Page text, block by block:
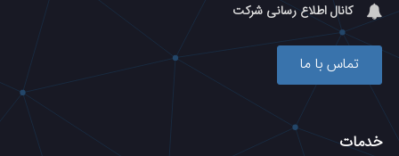
کانال اطلاع رسانی شرکت
تماس با ما
خدمات